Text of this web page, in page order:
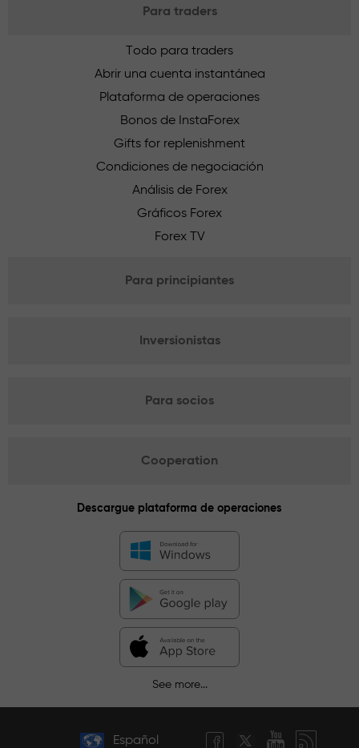
Para traders
Todo para traders
Abrir una cuenta instantánea
Plataforma de operaciones
Bonos de InstaForex
Gifts for replenishment
Condiciones de negociación
Análisis de Forex
Gráficos Forex
Forex TV
Para principiantes
Inversionistas
Para socios
Cooperation
Descargue plataforma de operaciones
See more...
Español